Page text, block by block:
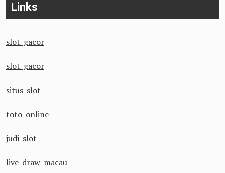
Links
slot gacor
slot gacor
situs slot
toto online
judi slot
live draw macau